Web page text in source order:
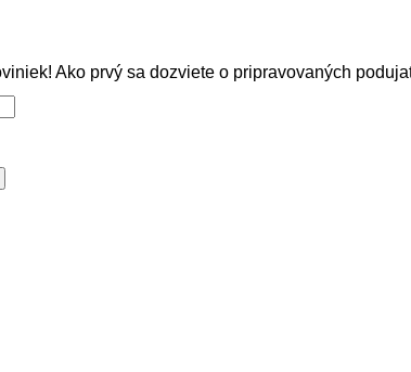
Ako prvý sa dozviete o pripravovaných